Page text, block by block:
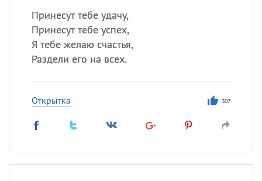
Принесут тебе удачу,
Принесут тебе успех,
Я тебе желаю счастья,
Раздели его на всех.
Открытка 307